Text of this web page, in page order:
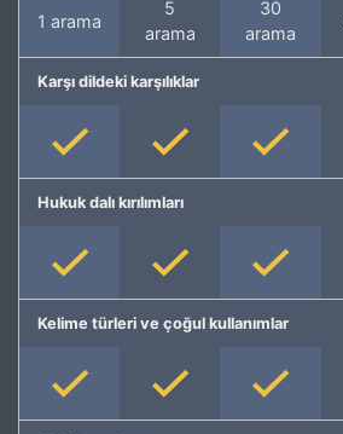
1 arama
5
arama
30
arama
Karşı dildeki karşılıklar
Hukuk dalı kırılımları
Kelime türleri ve çoğul kullanımlar